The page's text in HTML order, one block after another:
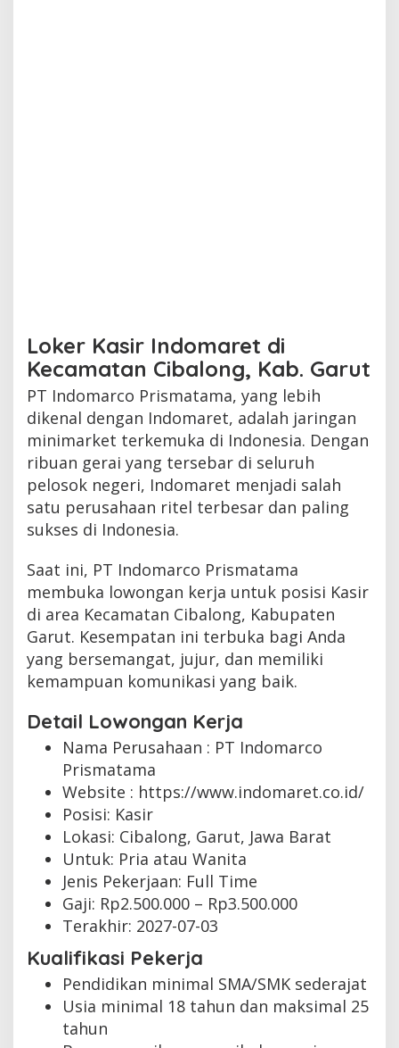
Loker Kasir Indomaret di
Kecamatan Cibalong, Kab. Garut
PT Indomarco Prismatama, yang lebih
dikenal dengan Indomaret, adalah jaringan
minimarket terkemuka di Indonesia. Dengan
ribuan gerai yang tersebar di seluruh
pelosok negeri, Indomaret menjadi salah
satu perusahaan ritel terbesar dan paling
sukses di Indonesia.
Saat ini, PT Indomarco Prismatama
membuka lowongan kerja untuk posisi Kasir
di area Kecamatan Cibalong, Kabupaten
Garut. Kesempatan ini terbuka bagi Anda
yang bersemangat, jujur, dan memiliki
kemampuan komunikasi yang baik.
Detail Lowongan Kerja
Nama Perusahaan : PT Indomarco
Prismatama
Website : https://www.indomaret.co.id/
Posisi: Kasir
Lokasi: Cibalong, Garut, Jawa Barat
Untuk: Pria atau Wanita
Jenis Pekerjaan: Full Time
Gaji: Rp2.500.000 – Rp3.500.000
Terakhir: 2027-07-03
Kualifikasi Pekerja
Pendidikan minimal SMA/SMK sederajat
Usia minimal 18 tahun dan maksimal 25
tahun